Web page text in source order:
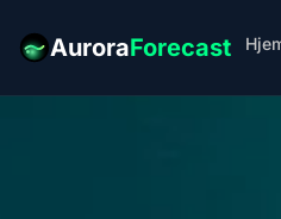
AuroraForecast